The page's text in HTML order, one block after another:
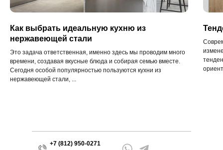
Как выбрать идеальную кухню из
нержавеющей стали
Это задача ответственная, именно здесь мы проводим много
времени, создавая вкусные блюда и собирая семью вместе.
Сегодня особой популярностью пользуются кухни из
нержавеющей стали, ...
+7 (812) 950-0271